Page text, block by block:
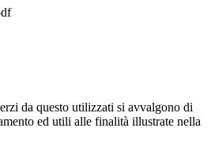
da questo utilizzati si avvalgono di
ed utili alle finalità illustrate nella